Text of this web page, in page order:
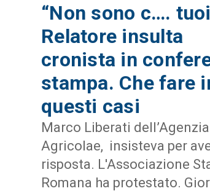
“Non sono c….
Relatore insulta
cronista in
stampa. Che fare
questi casi
Marco Liberati dell’Agenzia
Agricolae, insisteva per
risposta. L'Associazione
Romana ha protestato.